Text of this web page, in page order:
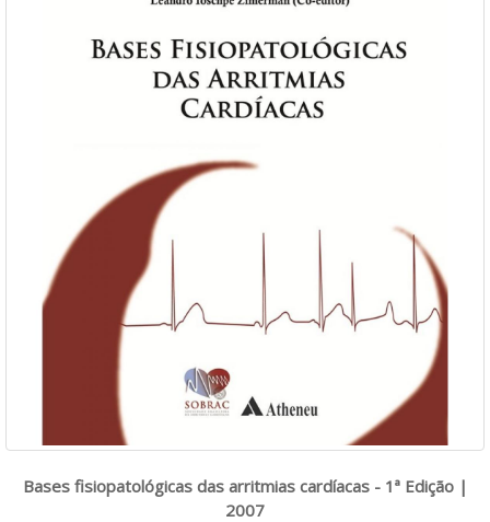
Bases fisiopatológicas das arritmias cardíacas - 1ª Edição |
2007